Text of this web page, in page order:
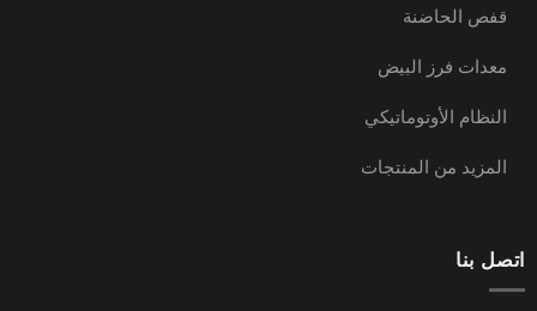
قفص الحاضنة
معدات فرز البيض
النظام الأوتوماتيكي
المزيد من المنتجات
اتصل بنا